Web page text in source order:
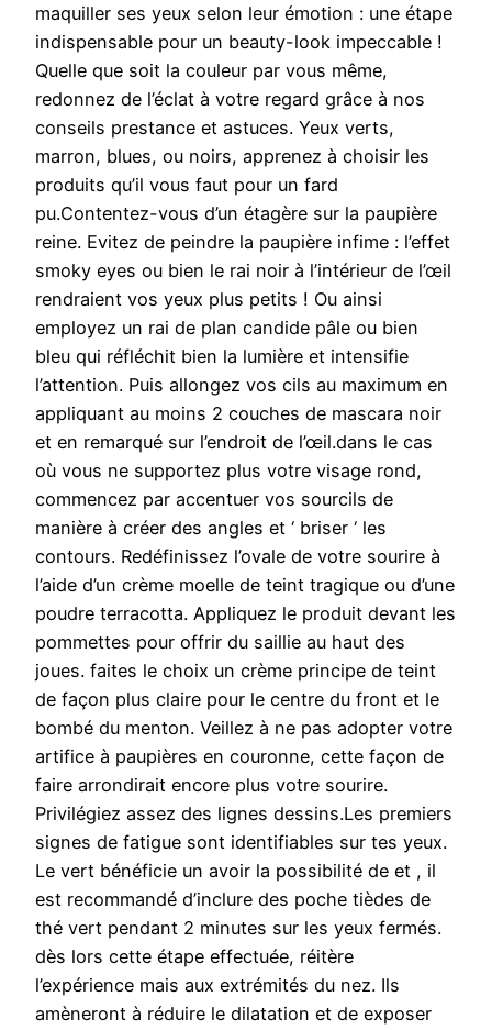
maquiller ses yeux selon leur émotion : une étape
indispensable pour un beauty-look impeccable !
Quelle que soit la couleur par vous même,
redonnez de l’éclat à votre regard grâce à nos
conseils prestance et astuces. Yeux verts,
marron, blues, ou noirs, apprenez à choisir les
produits qu’il vous faut pour un fard
pu.Contentez-vous d’un étagère sur la paupière
reine. Evitez de peindre la paupière infime : l’effet
smoky eyes ou bien le rai noir à l’intérieur de l’œil
rendraient vos yeux plus petits ! Ou ainsi
employez un rai de plan candide pâle ou bien
bleu qui réfléchit bien la lumière et intensifie
l’attention. Puis allongez vos cils au maximum en
appliquant au moins 2 couches de mascara noir
et en remarqué sur l’endroit de l’œil.dans le cas
où vous ne supportez plus votre visage rond,
commencez par accentuer vos sourcils de
manière à créer des angles et ‘ briser ‘ les
contours. Redéfinissez l’ovale de votre sourire à
l’aide d’un crème moelle de teint tragique ou d’une
poudre terracotta. Appliquez le produit devant les
pommettes pour offrir du saillie au haut des
joues. faites le choix un crème principe de teint
de façon plus claire pour le centre du front et le
bombé du menton. Veillez à ne pas adopter votre
artifice à paupières en couronne, cette façon de
faire arrondirait encore plus votre sourire.
Privilégiez assez des lignes dessins.Les premiers
signes de fatigue sont identifiables sur tes yeux.
Le vert bénéficie un avoir la possibilité de et , il
est recommandé d’inclure des poche tièdes de
thé vert pendant 2 minutes sur les yeux fermés.
dès lors cette étape effectuée, réitère
l’expérience mais aux extrémités du nez. Ils
amèneront à réduire le dilatation et de exposer